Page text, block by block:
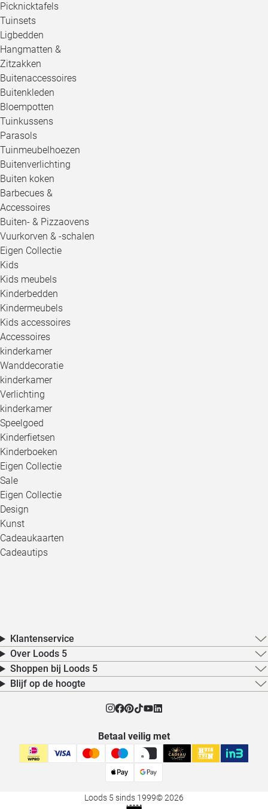
Picknicktafels
Tuinsets
Ligbedden
Hangmatten &
Zitzakken
Buitenaccessoires
Buitenkleden
Bloempotten
Tuinkussens
Parasols
Tuinmeubelhoezen
Buitenverlichting
Buiten koken
Barbecues &
Accessoires
Buiten- & Pizzaovens
Vuurkorven & -schalen
Eigen Collectie
Kids
Kids meubels
Kinderbedden
Kindermeubels
Kids accessoires
Accessoires
kinderkamer
Wanddecoratie
kinderkamer
Verlichting
kinderkamer
Speelgoed
Kinderfietsen
Kinderboeken
Eigen Collectie
Sale
Eigen Collectie
Design
Kunst
Cadeaukaarten
Cadeautips
Klantenservice
Over Loods 5
Shoppen bij Loods 5
Blijf op de hoogte
Betaal veilig met
Loods 5 sinds 1999© 2026